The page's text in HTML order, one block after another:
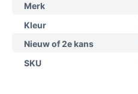
Merk
Kleur
Nieuw of 2e kans
SKU